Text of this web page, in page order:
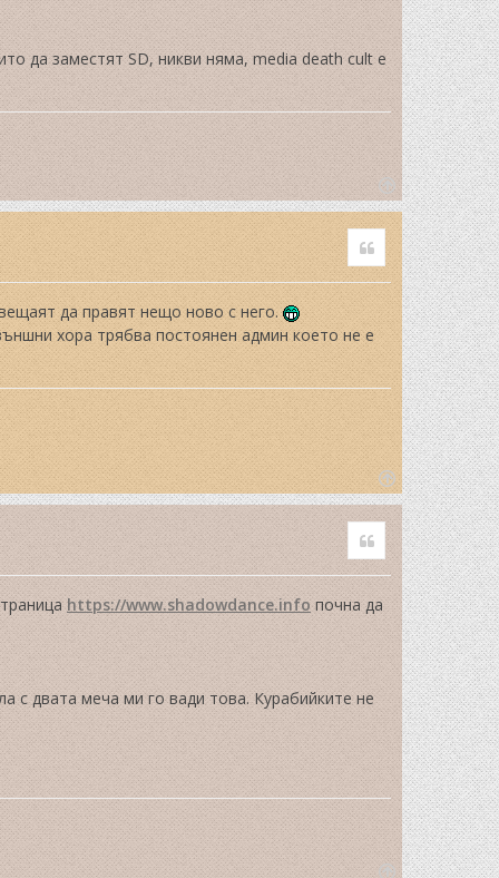
да заместят SD, никви няма, media death cult е
T
o
p
Quote
да правят нещо ново с него.
хора трябва постоянен админ което не е
T
o
p
Quote
https://www.shadowdance.infoпочна да
с двата меча ми го вади това. Курабийките не